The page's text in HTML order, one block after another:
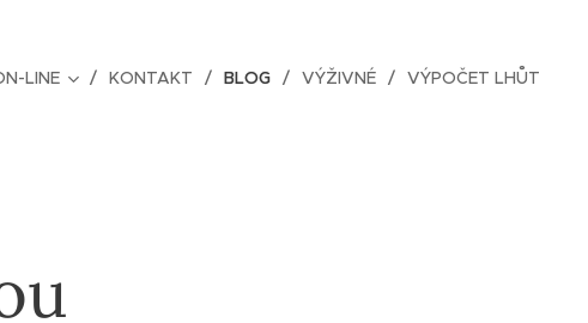
LINE KONTAKT BLOG VÝŽIVNÉ VÝPOČET LHŮT